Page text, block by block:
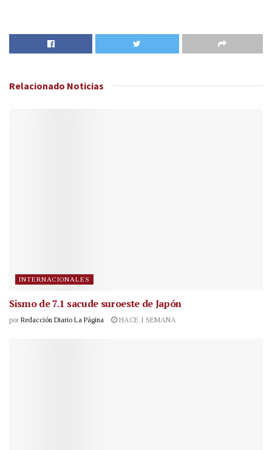
Relacionado Noticias
INTERNACIONALES
Sismo de 7.1 sacude suroeste de Japón
por Redacción Diario La Página HACE 1 SEMANA